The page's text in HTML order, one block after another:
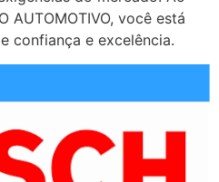
AUTOMOTIVO, você está
confiança e excelência.